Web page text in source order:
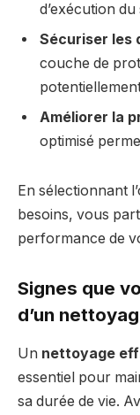
d’exécution du
Sécuriser les
couche de
Améliorer la
optimisé
En sélectionnant
besoins, vous
performance de
Signes que
d’un
Un nettoyage
essentiel pour
sa durée de vie.